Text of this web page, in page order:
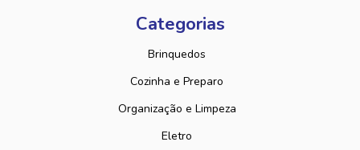
Categorias
Brinquedos
Cozinha e Preparo
Organização e Limpeza
Eletro